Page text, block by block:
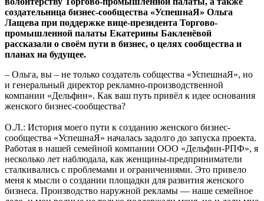
создательница бизнес-сообщества «УспешнаЯ» Ольга
Лащева при поддержке вице-президента Торгово-
промышленной палаты Екатерины Бакленёвой
рассказали о своём пути в бизнес, о целях сообщества и
планах на будущее.
– Ольга, вы – не только создатель собщества «УспешнаЯ», но
и генеральный директор рекламно-производственной
компании «Дельфин». Как ваш путь привёл к идее основания
женского бизнес-сообщества?
О.Л.: История моего пути к созданию женского бизнес-
сообщества «УспешнаЯ» началась задолго до запуска проекта.
Работая в нашей семейной компании ООО «Дельфин-РПФ», я
несколько лет наблюдала, как женщины-предприниматели
сталкивались с проблемами и ограничениями. Это привело
меня к мысли о создании площадки для развития женского
бизнеса. Производство наружной рекламы — наше семейное